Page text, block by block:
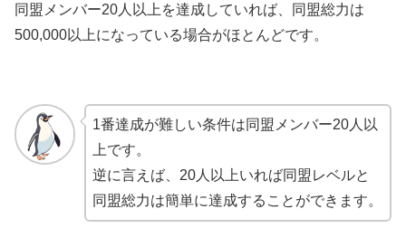
同盟メンバー20人以上を達成していれば、同盟総力は
500,000以上になっている場合がほとんどです。
1番達成が難しい条件は同盟メンバー20人以
上です。
逆に言えば、20人以上いれば同盟レベルと
同盟総力は簡単に達成することができます。